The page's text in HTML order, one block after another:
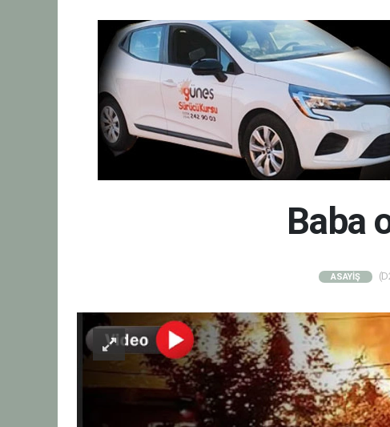
Baba
ASAYİŞ